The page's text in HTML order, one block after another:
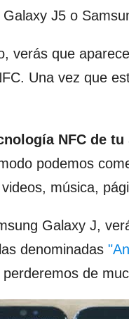
J5 o
verás que
Una vez que
NFC de
podemos
música,
Galaxy J,
denominadas
de